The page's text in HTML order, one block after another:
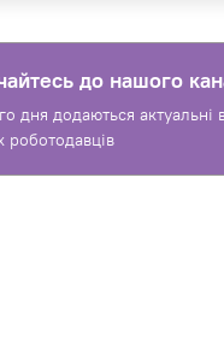
до нашого
дня додаються актуальні
роботодавців